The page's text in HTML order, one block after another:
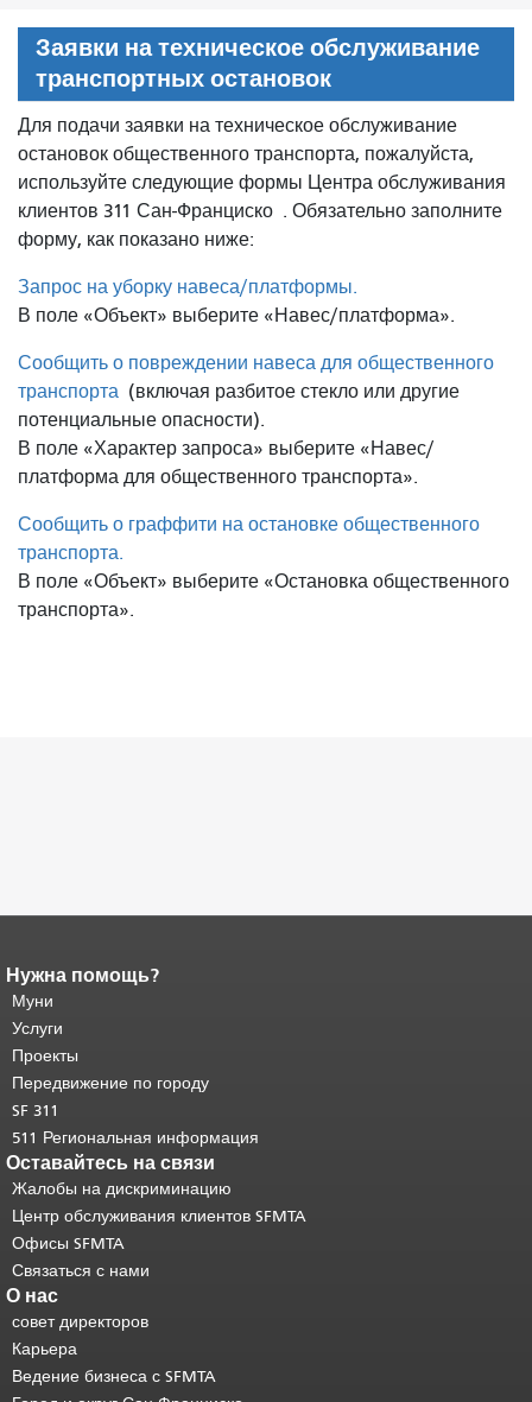
Заявки на техническое обслуживание
транспортных остановок
Для подачи заявки на техническое обслуживание
остановок общественного транспорта, пожалуйста,
используйте следующие формы Центра обслуживания
клиентов 311 Сан-Франциско . Обязательно заполните
форму, как показано ниже:
Запрос на уборку навеса/платформы.
В поле «Объект» выберите «Навес/платформа».
Сообщить о повреждении навеса для общественного
транспорта (включая разбитое стекло или другие
потенциальные опасности).
В поле «Характер запроса» выберите «Навес/
платформа для общественного транспорта».
Сообщить о граффити на остановке общественного
транспорта.
В поле «Объект» выберите «Остановка общественного
транспорта».
Конец содержимого
страницы.
страницы повторяется на каждой
странице.
основного содержимого .
Нужна помощь?
Муни
Услуги
Проекты
Передвижение по городу
SF 311
511 Региональная информация
Оставайтесь на связи
Жалобы на дискриминацию
Центр обслуживания клиентов SFMTA
Офисы SFMTA
Связаться с нами
О нас
совет директоров
Карьера
Ведение бизнеса с SFMTA